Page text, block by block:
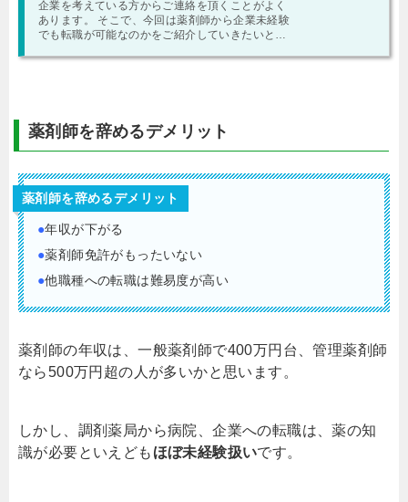
企業を考えている方からご連絡を頂くことがよく
あります。 そこで、今回は薬剤師から企業未経験
でも転職が可能なのかをご紹介していきたいと思
薬剤師を辞めるデメリット
薬剤師を辞めるデメリット
●年収が下がる
●薬剤師免許がもったいない
●他職種への転職は難易度が高い
薬剤師の年収は、一般薬剤師で400万円台、管理薬剤師
なら500万円超の人が多いかと思います。
しかし、調剤薬局から病院、企業への転職は、薬の知
識が必要といえども ほぼ未経験扱いです。